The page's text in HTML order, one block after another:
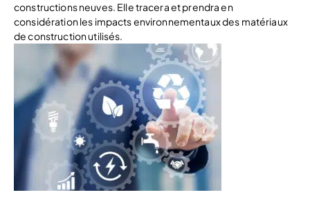
constructions neuves. Elle tracera et prendra en
considération les impacts environnementaux des matériaux
de construction utilisés.